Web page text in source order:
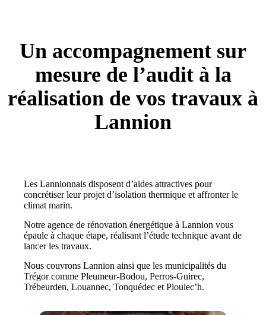
Un accompagnement sur
mesure de l’audit à la
réalisation de vos travaux à
Lannion
Les Lannionnais disposent d’aides attractives pour
concrétiser leur projet d’isolation thermique et affronter le
climat marin.
Notre agence de rénovation énergétique à Lannion vous
épaule à chaque étape, réalisant l’étude technique avant de
lancer les travaux.
Nous couvrons Lannion ainsi que les municipalités du
Trégor comme Pleumeur-Bodou, Perros-Guirec,
Trébeurden, Louannec, Tonquédec et Ploulec’h.